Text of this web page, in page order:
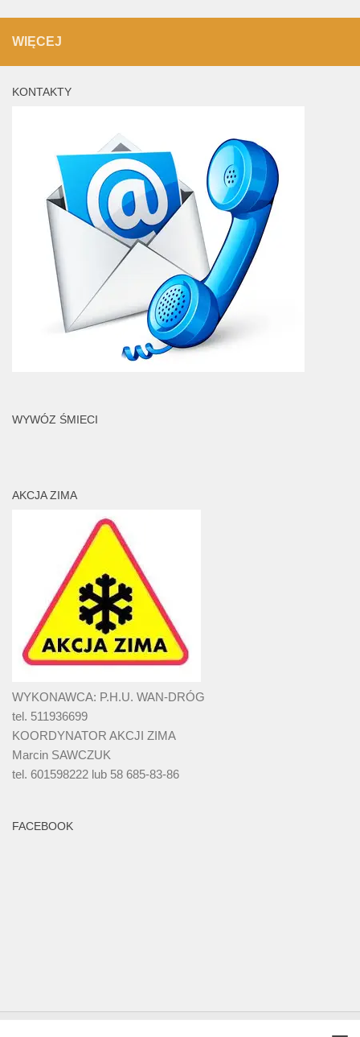
WIĘCEJ
KONTAKTY
WYWÓZ ŚMIECI
AKCJA ZIMA
WYKONAWCA: P.H.U. WAN-DRÓG
tel. 511936699
KOORDYNATOR AKCJI ZIMA
Marcin SAWCZUK
tel. 601598222 lub 58 685-83-86
FACEBOOK